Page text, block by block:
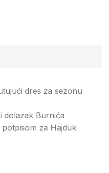
dres za sezonu
dolazak Burnića
za Hajduk